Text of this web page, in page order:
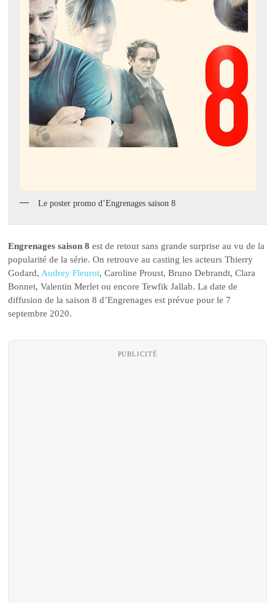
Le poster promo d’Engrenages saison 8
Engrenages saison 8est de retour sans grande surprise au vu de la
popularité de la série. On retrouve au casting les acteurs Thierry
Godard, Audrey Fleurot, Caroline Proust, Bruno Debrandt, Clara
Bonnet, Valentin Merlet ou encore Tewfik Jallab. La date de
diffusion de la saison 8 d’Engrenages est prévue pour le 7
septembre 2020.
PUBLICITÉ